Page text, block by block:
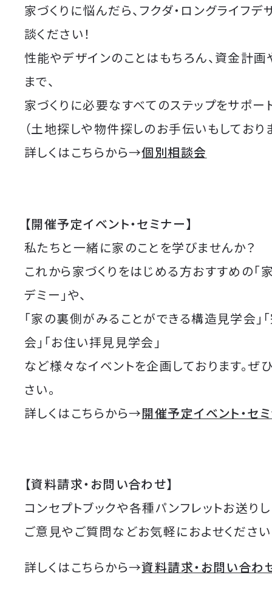
家づくりに悩んだら、フクダ・ロングライフ
談ください！
性能やデザインのことはもちろん、資金計
まで、
家づくりに必要なすべてのステップをサポー
（土地探しや物件探しのお手伝いもしており
詳しくはこちらから→個別相談会
【開催予定イベント・セミナー】
私たちと一緒に家のことを学びませんか？
これから家づくりをはじめる方おすすめの「
デミー」や、
「家の裏側がみることができる構造見学会」
会」「お住い拝見見学会」
など様々なイベントを企画しております。ぜ
さい。
詳しくはこちらから→開催予定イベント・セ
【資料請求・お問い合わせ】
コンセプトブックや各種パンフレットお送りし
ご意見やご質問などお気軽におよせください
詳しくはこちらから→資料請求・お問い合わ